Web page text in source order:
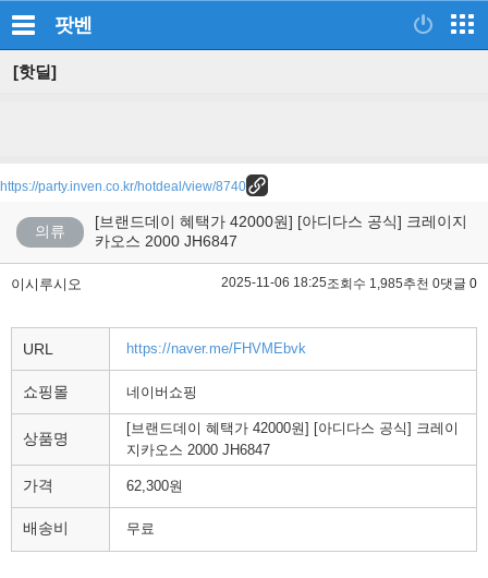
팟벤
[핫딜]
https://party.inven.co.kr/hotdeal/view/8740
의류
[브랜드데이 혜택가 42000원] [아디다스 공식] 크레이지
카오스 2000 JH6847
이시루시오 2025-11-06 18:25조회수 1,985추천 0댓글 0
URL https://naver.me/FHVMEbvk
쇼핑몰 네이버쇼핑
상품명
[브랜드데이 혜택가 42000원] [아디다스 공식] 크레이
지카오스 2000 JH6847
가격 62,300원
배송비 무료